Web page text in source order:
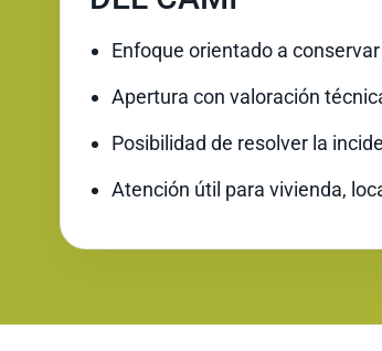
Enfoque orientado a
Apertura con valoración
Posibilidad de resolver la
Atención útil para vivienda,